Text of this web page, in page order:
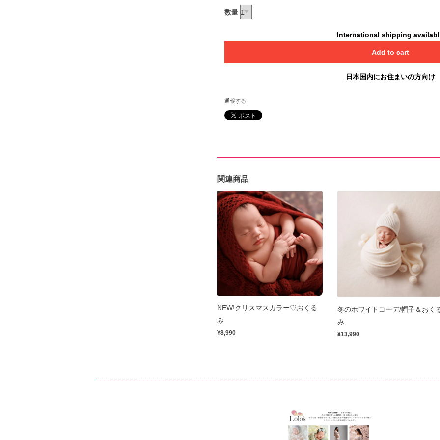
数量
International shipping
Add to cart
日本国内にお住まいの方向け
通報する
関連商品
NEW!クリスマスカラー♡おくる
み
¥8,990
冬のホワイトコーデ/帽子＆おく
み
¥13,990